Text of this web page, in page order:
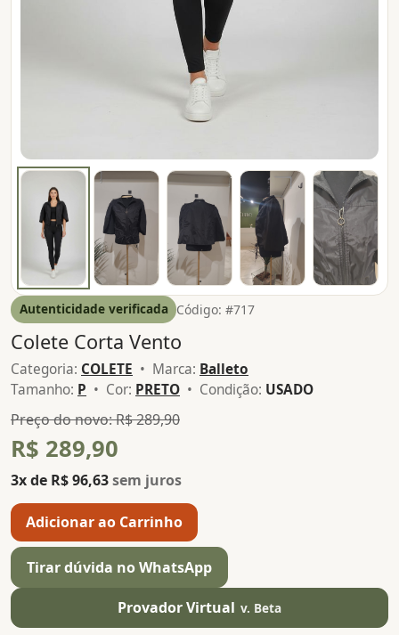
Autenticidade verificada Código: #717
Colete Corta Vento
Categoria: COLETE • Marca: Balleto
Tamanho: P • Cor: PRETO • Condição: USADO
Preço do novo: R$ 289,90
R$ 289,90
3x de R$ 96,63sem juros
Adicionar ao Carrinho
Tirar dúvida no WhatsApp
Provador Virtual v. Beta